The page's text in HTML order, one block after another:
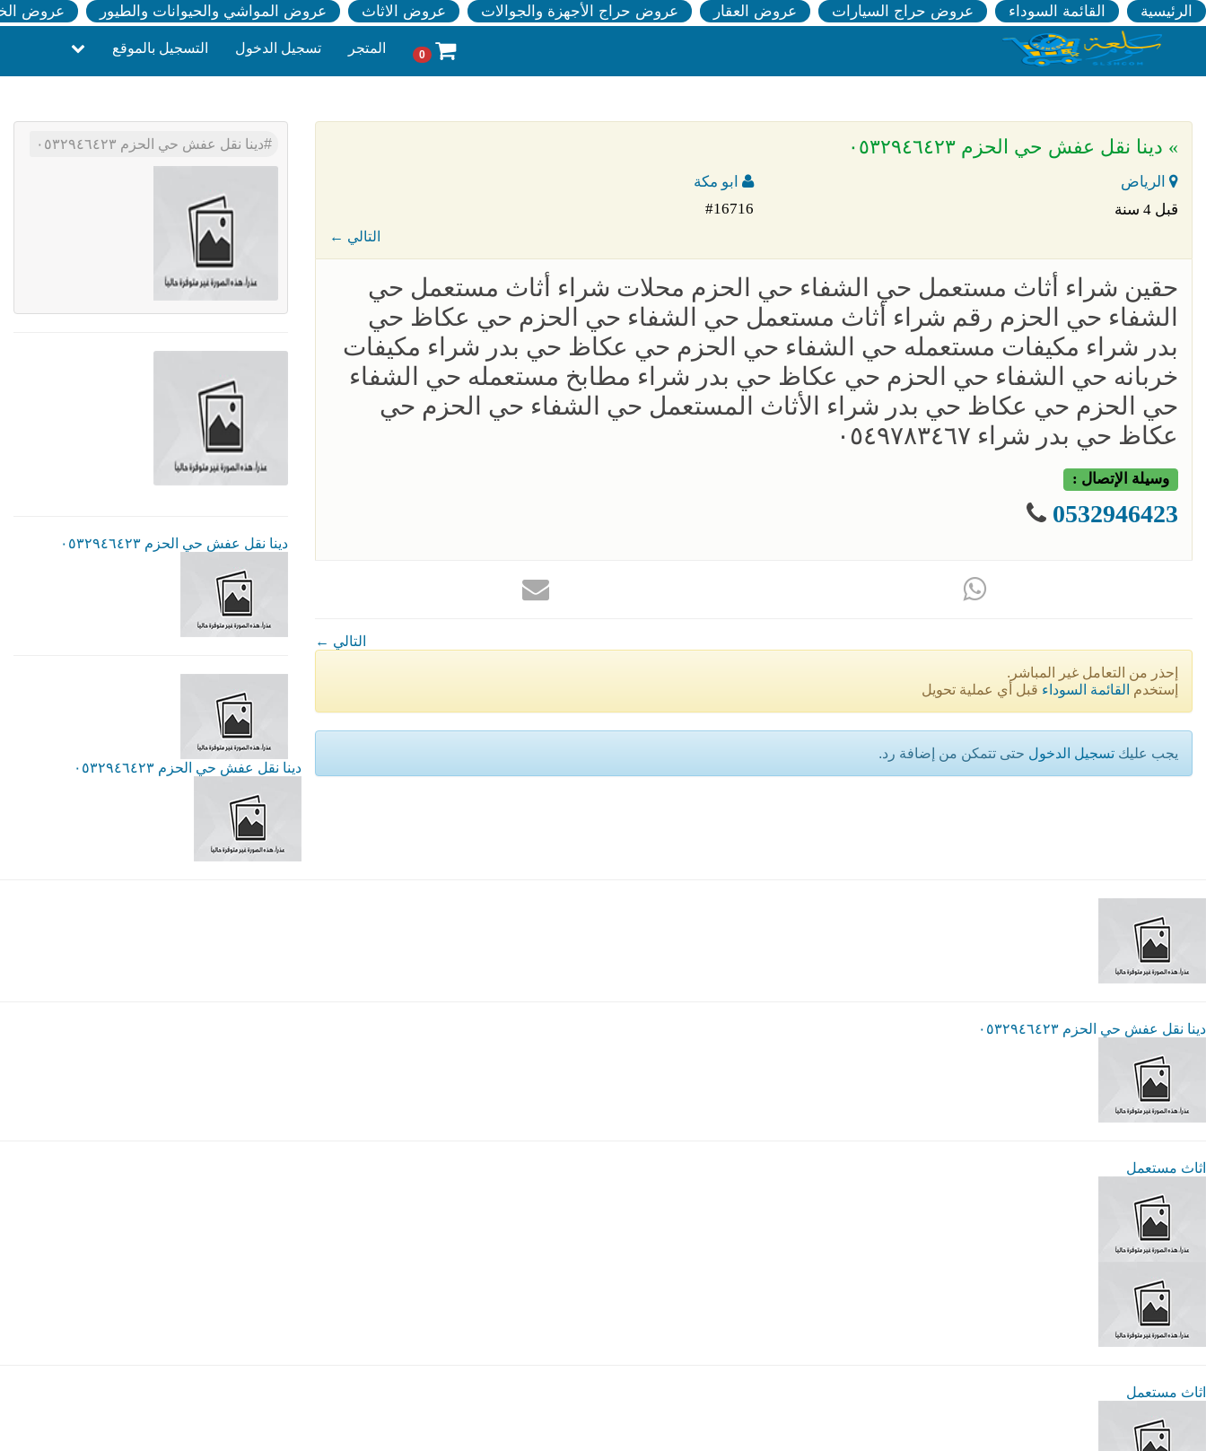
الرئيسية القائمة السوداء عروض حراج السيارات عروض العقار عروض حراج الأجهزة والجوالات عروض الاثاث عروض المواشي والحيوانات والطيور عروض
0 المتجر تسجيل الدخول التسجيل بالموقع
» دينا نقل عفش حي الحزم ٠٥٣٢٩٤٦٤٢٣
الرياض
ابو مكة
قبل 4 سنة
#16716
← التالي
حقين شراء أثاث مستعمل حي الشفاء حي الحزم محلات شراء أثاث مستعمل حي
الشفاء حي الحزم رقم شراء أثاث مستعمل حي الشفاء حي الحزم حي عكاظ حي
بدر شراء مكيفات مستعمله حي الشفاء حي الحزم حي عكاظ حي بدر شراء مكيفات
خربانه حي الشفاء حي الحزم حي عكاظ حي بدر شراء مطابخ مستعمله حي الشفاء
حي الحزم حي عكاظ حي بدر شراء الأثاث المستعمل حي الشفاء حي الحزم حي
عكاظ حي بدر شراء ٠٥٤٩٧٨٣٤٦٧
وسيلة الإتصال :
0532946423
← التالي
إحذر من التعامل غير المباشر.
إستخدم القائمة السوداء قبل أي عملية تحويل
يجب عليك تسجيل الدخول حتى تتمكن من إضافة رد.
دينا نقل عفش حي الحزم ٠٥٣٢٩٤٦٤٢٣
دينا نقل عفش حي الحزم ٠٥٣٢٩٤٦٤٢٣
دينا نقل عفش حي الحزم ٠٥٣٢٩٤٦٤٢٣
دينا نقل عفش حي الحزم ٠٥٣٢٩٤٦٤٢٣
اثاث مستعمل
اثاث مستعمل